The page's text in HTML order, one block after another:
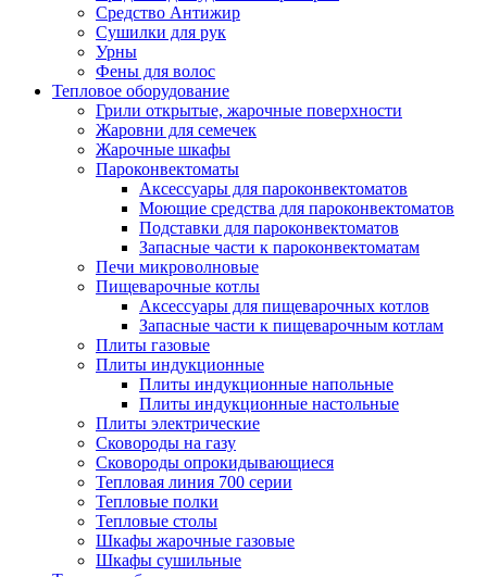
Средство Антижир
Сушилки для рук
Урны
Фены для волос
Тепловое оборудование
Грили открытые, жарочные поверхности
Жаровни для семечек
Жарочные шкафы
Пароконвектоматы
Аксессуары для пароконвектоматов
Моющие средства для пароконвектоматов
Подставки для пароконвектоматов
Запасные части к пароконвектоматам
Печи микроволновые
Пищеварочные котлы
Аксессуары для пищеварочных котлов
Запасные части к пищеварочным котлам
Плиты газовые
Плиты индукционные
Плиты индукционные напольные
Плиты индукционные настольные
Плиты электрические
Сковороды на газу
Сковороды опрокидывающиеся
Тепловая линия 700 серии
Тепловые полки
Тепловые столы
Шкафы жарочные газовые
Шкафы сушильные